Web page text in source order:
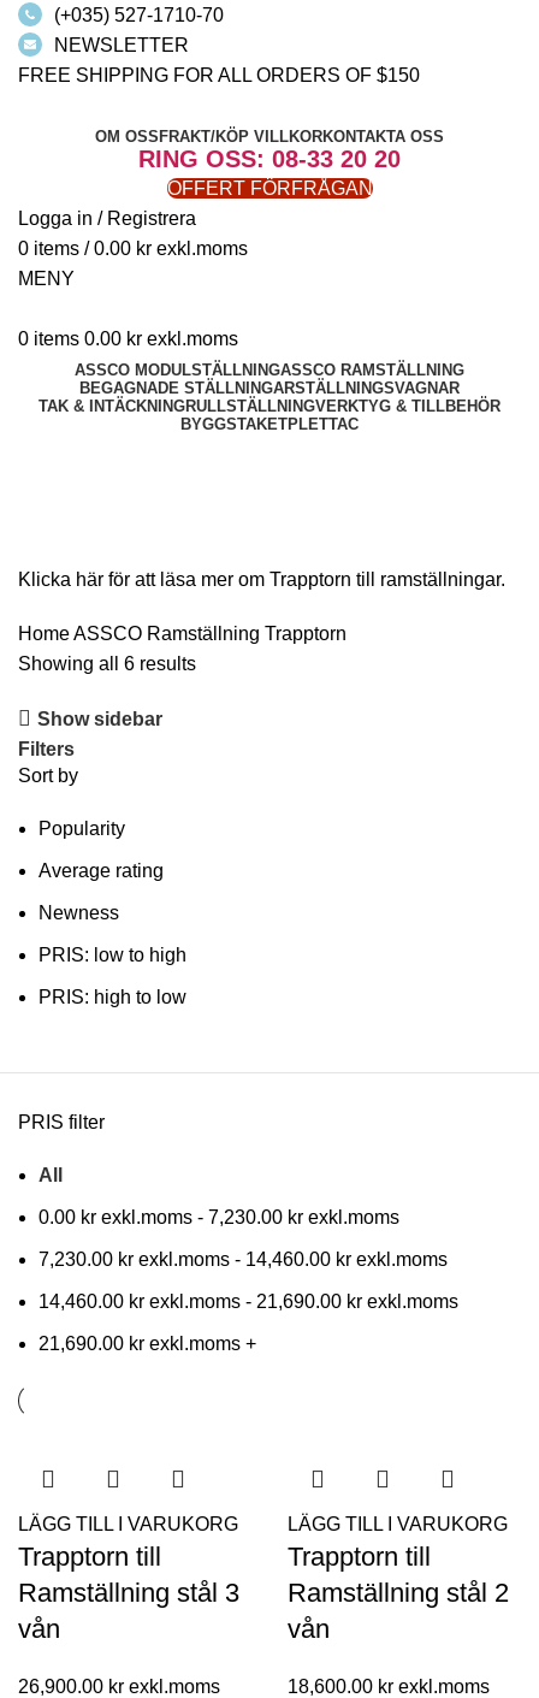
(+035) 527-1710-70
NEWSLETTER
FREE SHIPPING FOR ALL ORDERS OF $150
OM OSS FRAKT/KÖP VILLKORKONTAKTA OSS
RING OSS: 08-33 20 20
OFFERT FÖRFRÅGAN
Logga in / Registrera
0 items / 0.00 kr
MENY
0 items 0.00 kr
ASSCO MODULSTÄLLNINGASSCO RAMSTÄLLNING
BEGAGNADE STÄLLNINGARSTÄLLNINGSVAGNAR
TAK & INTÄCKNINGRULLSTÄLLNINGVERKTYG & TILLBEHÖR
BYGGSTAKETPLETTAC
Klicka här för att läsa mer om Trapptorn till ramställningar.
HomeASSCO Ramställning Trapptorn
Showing all 6 results
Show sidebar
Filters
Sort by
Popularity
Average rating
Newness
PRIS: low to high
PRIS: high to low
PRIS filter
All
0.00 kr - 7,230.00 kr
7,230.00 kr - 14,460.00 kr
14,460.00 kr - 21,690.00 kr
21,690.00 kr +
LÄGG TILL I VARUKORG
Trapptorn till
Ramställning stål 3
vån
26,900.00 kr
LÄGG TILL I VARUKORG
Trapptorn till
Ramställning stål 2
vån
18,600.00 kr